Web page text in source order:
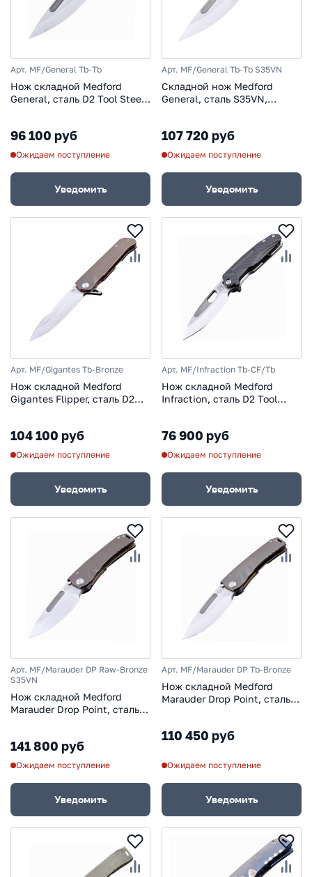
Арт. MF/General Tb-Tb
Нож складной Medford
General, сталь D2 Tool Steel,
96 100 руб
Ожидаем поступление
Уведомить
Арт. MF/General Tb-Tb S35VN
Складной нож Medford
General, сталь S35VN,
107 720 руб
Ожидаем поступление
Уведомить
Арт. MF/Gigantes Tb-Bronze
Нож складной Medford
Gigantes Flipper, сталь D2
коричневый
104 100 руб
Ожидаем поступление
Уведомить
Арт. MF/Infraction Tb-CF/Tb
Нож складной Medford
Infraction, сталь D2 Tool
76 900 руб
Ожидаем поступление
Уведомить
Арт. MF/Marauder DP Raw-Bronze
S35VN
Нож складной Medford
Marauder Drop Point, сталь
141 800 руб
Ожидаем поступление
Уведомить
Арт. MF/Marauder DP Tb-Bronze
Нож складной Medford
Marauder Drop Point, сталь
110 450 руб
Ожидаем поступление
Уведомить